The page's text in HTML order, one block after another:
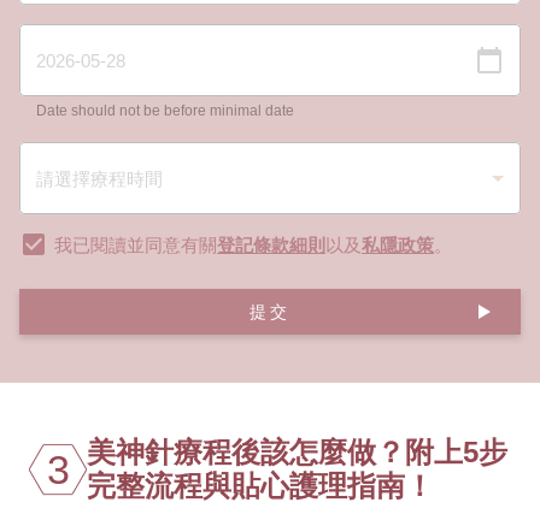
Date should not be before minimal date
我已閱讀並同意有關登記條款細則 以及私隱政策。
提交
3 美神針療程後該怎麼做？附上5步
完整流程與貼心護理指南！